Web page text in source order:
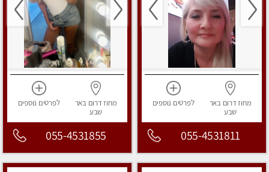
מחוז דרום באר
שבע
לפרטים נוספים
055-4531811
מחוז דרום באר
שבע
לפרטים נוספים
055-4531855